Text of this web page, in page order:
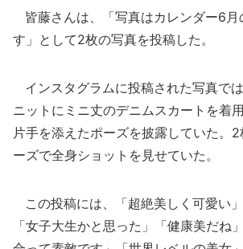
皆藤さんは、「写真はカレンダー6月
す」として2枚の写真を投稿した。
インスタグラムに投稿された写真で
ニットにミニ丈のデニムスカートを着
片手を添えたポーズを披露していた。
ーズで全身ショットを見せていた。
この投稿には、「超絶美しく可愛い」
「女子大生かと思った」「健康美だね